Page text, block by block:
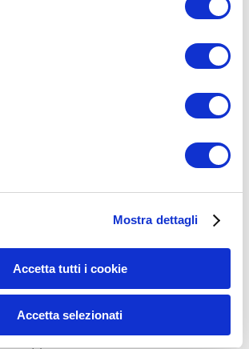
Mostra dettagli
Accetta tutti i cookie
Accetta selezionati
(16)
(75)